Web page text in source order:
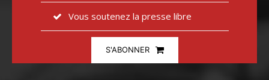
Vous soutenez la presse libre
S'ABONNER